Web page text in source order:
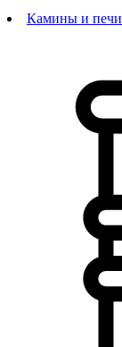
Камины и печи